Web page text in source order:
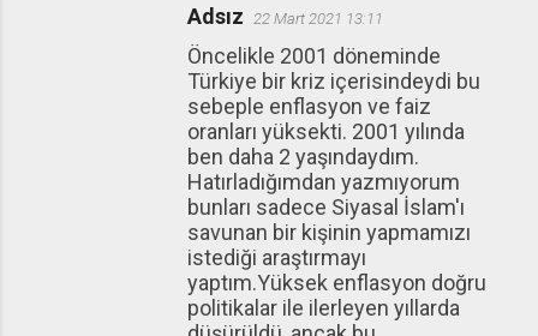
Adsız 22 Mart 2021 13:11
Öncelikle 2001 döneminde
Türkiye bir kriz içerisindeydi bu
sebeple enflasyon ve faiz
oranları yüksekti. 2001 yılında
ben daha 2 yaşındaydım.
Hatırladığımdan yazmıyorum
bunları sadece Siyasal İslam'ı
savunan bir kişinin yapmamızı
istediği araştırmayı
yaptım.Yüksek enflasyon doğru
politikalar ile ilerleyen yıllarda